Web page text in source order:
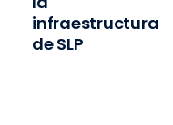
infraestructura
de SLP